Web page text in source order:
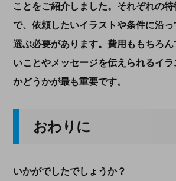
ことをご紹介しました。それぞれの
で、依頼したいイラストや条件に沿
選ぶ必要があります。費用ももちろ
いことやメッセージを伝えられるイ
かどうかが最も重要です。
おわりに
いかがでしたでしょうか？